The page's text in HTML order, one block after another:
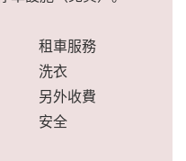
租車服務
洗衣
另外收費
安全